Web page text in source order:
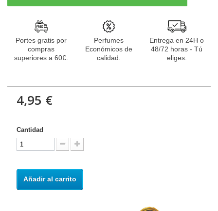
Portes gratis por
compras
superiores a 60€.
Perfumes
Económicos de
calidad.
Entrega en 24H o
48/72 horas - Tú
eliges.
4,95 €
Cantidad
Añadir al carrito